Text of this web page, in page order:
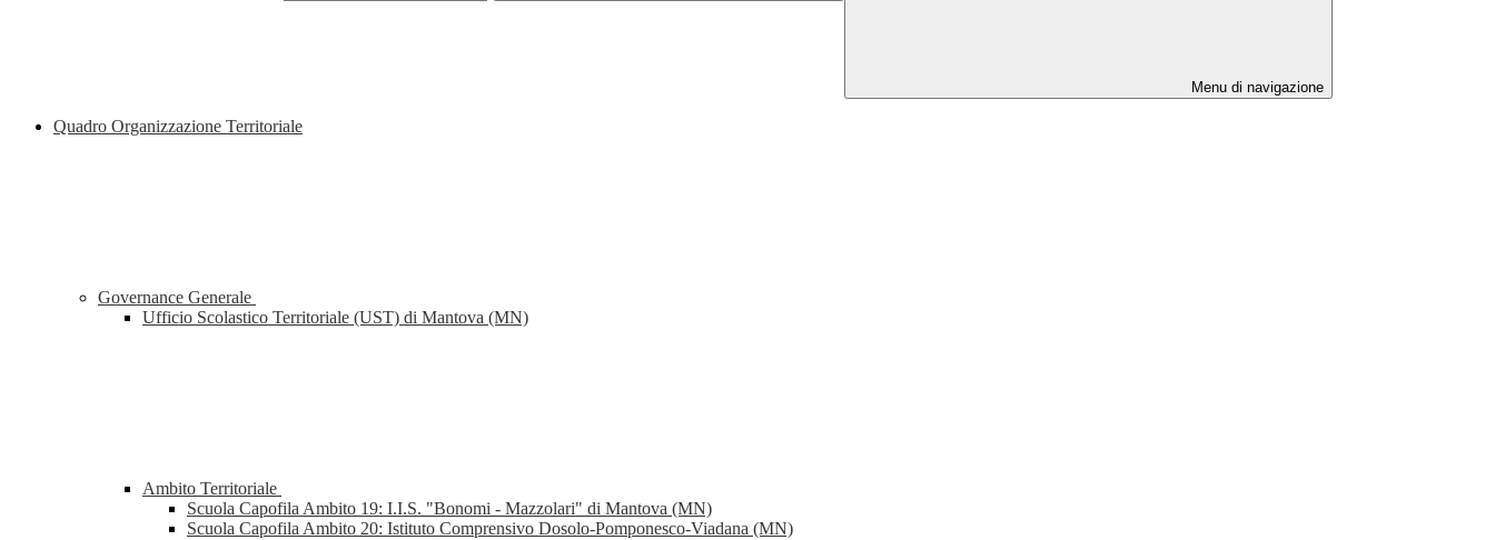
Menu di navigazione
Quadro Organizzazione Territoriale
Governance Generale
Ufficio Scolastico Territoriale (UST) di Mantova (MN)
Ambito Territoriale
Scuola Capofila Ambito 19: I.I.S. "Bonomi - Mazzolari" di Mantova (MN)
Scuola Capofila Ambito 20: Istituto Comprensivo Dosolo-Pomponesco-Viadana (MN)